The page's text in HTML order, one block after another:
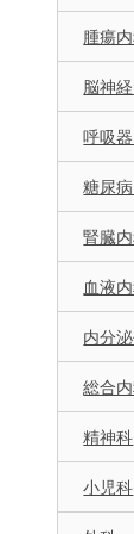
腫瘍
脳神
呼吸
糖尿
腎臓
血液
内分
総合
精神科
小児科